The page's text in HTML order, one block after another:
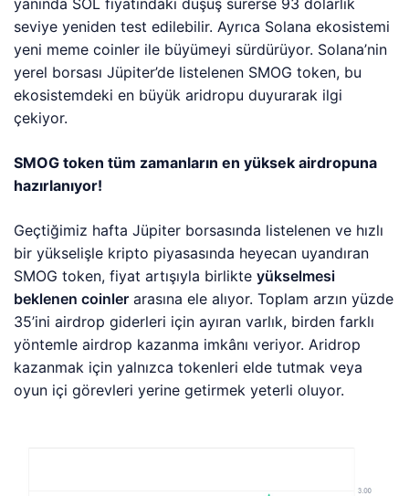
yanında SOL fiyatındaki düşüş sürerse 93 dolarlık
seviye yeniden test edilebilir. Ayrıca Solana ekosistemi
yeni meme coinler ile büyümeyi sürdürüyor. Solana’nin
yerel borsası Jüpiter’de listelenen SMOG token, bu
ekosistemdeki en büyük aridropu duyurarak ilgi
çekiyor.
SMOG token tüm zamanların en yüksek airdropuna
hazırlanıyor!
Geçtiğimiz hafta Jüpiter borsasında listelenen ve hızlı
bir yükselişle kripto piyasasında heyecan uyandıran
SMOG token, fiyat artışıyla birlikteyükselmesi
beklenen coinler arasına ele alıyor. Toplam arzın yüzde
35’ini airdrop giderleri için ayıran varlık, birden farklı
yöntemle airdrop kazanma imkânı veriyor. Aridrop
kazanmak için yalnızca tokenleri elde tutmak veya
oyun içi görevleri yerine getirmek yeterli oluyor.